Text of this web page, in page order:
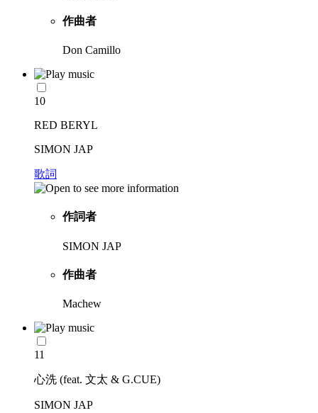
作曲者
Don Camillo
10
RED BERYL
SIMON JAP
歌詞
作詞者
SIMON JAP
作曲者
Machew
11
心洗 (feat. 文太 & G.CUE)
SIMON JAP